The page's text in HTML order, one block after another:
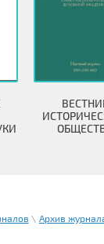
\ Архив